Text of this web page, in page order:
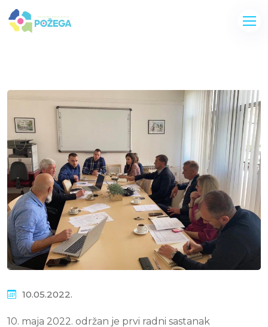
10.05.2022.
10. maja 2022. održan je prvi radni sastanak